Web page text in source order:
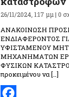
26/11/2024, 1:17 μμ |0
ΑΝΑΚΟΙΝΩΣΗ
ΕΝΔΙΑΦΕΡΟΝΤΟΣ
ΥΦΙΣΤΑΜΕΝΟΥ
ΜΗΧΑΝΗΜΑΤΩΝ
ΦΥΣΙΚΩΝ
προκειμένου να […]